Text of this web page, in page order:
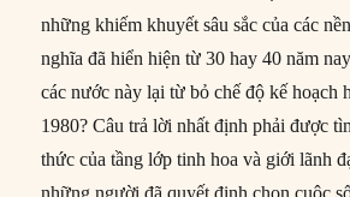
những khiếm khuyết sâu sắc của các
nghĩa đã hiển hiện từ 30 hay 40 năm
các nước này lại từ bỏ chế độ kế hoạch
1980? Câu trả lời nhất định phải được
thức của tầng lớp tinh hoa và giới lãnh
những người đã quyết định chọn cuộc